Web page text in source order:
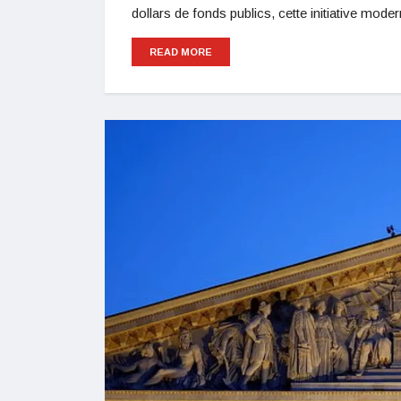
dollars de fonds publics, cette initiative
READ MORE